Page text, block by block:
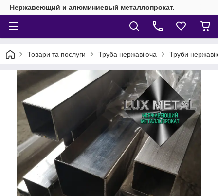
Нержавеющий и алюминиевый металлопрокат.
Товари та послуги Труба нержавіюча Труби